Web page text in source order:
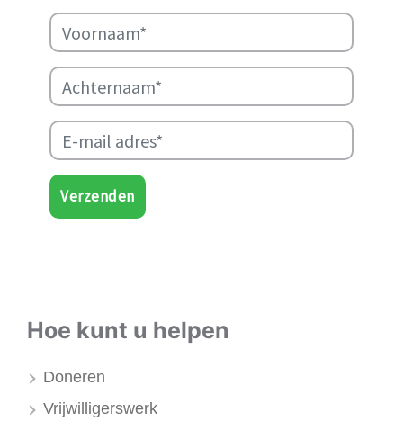
Verzenden
Hoe kunt u helpen
Doneren
Vrijwilligerswerk